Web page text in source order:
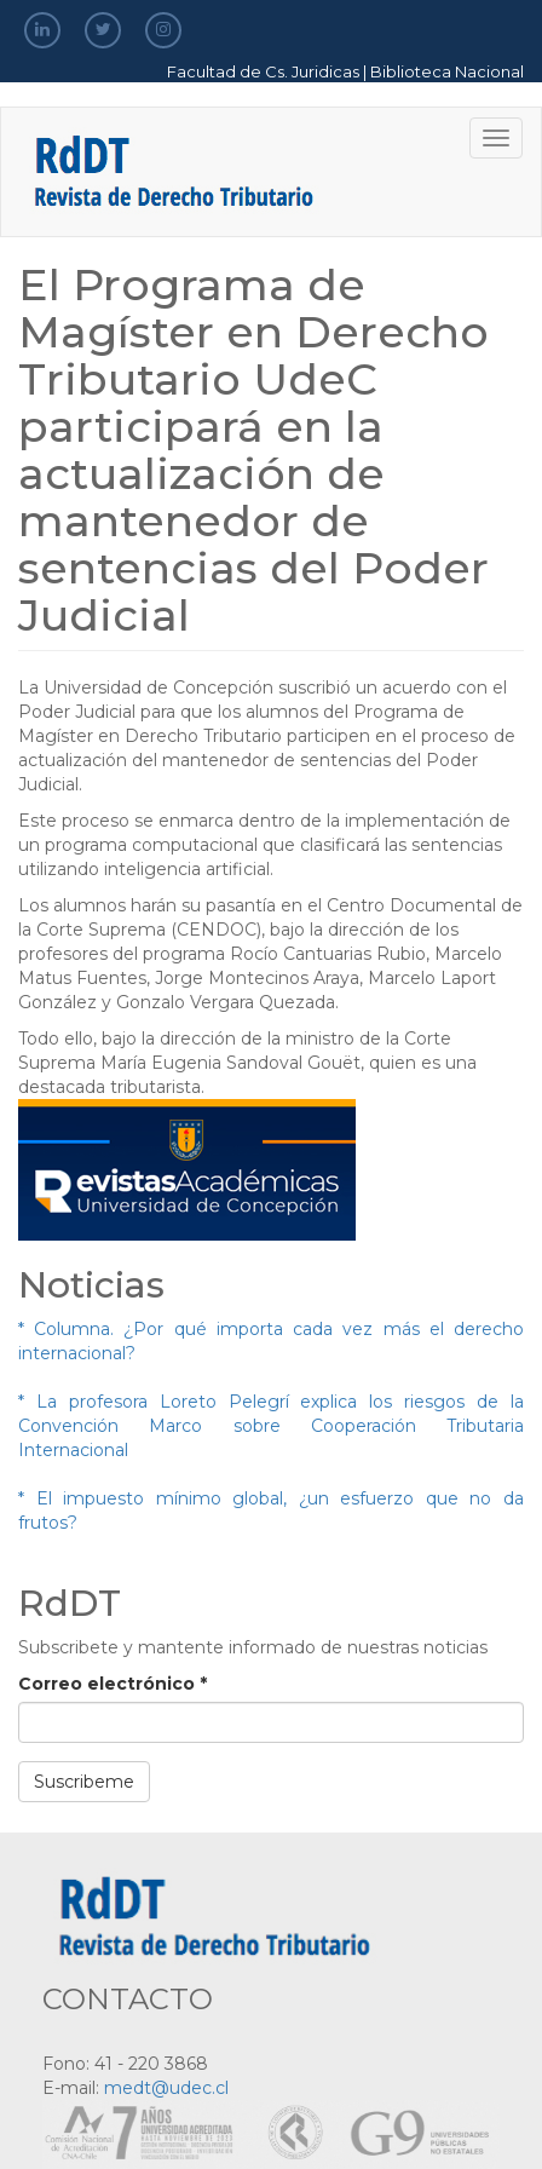
Pasar
principal
Facultad de Cs. Juridicas | Biblioteca Nacional
El Programa de
Magíster en Derecho
Tributario UdeC
participará en la
actualización de
mantenedor de
sentencias del Poder
Judicial
La Universidad de Concepción suscribió un acuerdo con el
Poder Judicial para que los alumnos del Programa de
Magíster en Derecho Tributario participen en el proceso de
actualización del mantenedor de sentencias del Poder
Judicial.
Este proceso se enmarca dentro de la implementación de
un programa computacional que clasificará las sentencias
utilizando inteligencia artificial.
Los alumnos harán su pasantía en el Centro Documental de
la Corte Suprema (CENDOC), bajo la dirección de los
profesores del programa Rocío Cantuarias Rubio, Marcelo
Matus Fuentes, Jorge Montecinos Araya, Marcelo Laport
González y Gonzalo Vergara Quezada.
Todo ello, bajo la dirección de la ministro de la Corte
Suprema María Eugenia Sandoval Gouët, quien es una
destacada tributarista.
Noticias
* Columna. ¿Por qué importa cada vez más el derecho
internacional?
* La profesora Loreto Pelegrí explica los riesgos de la
Convención Marco sobre Cooperación Tributaria
Internacional
* El impuesto mínimo global, ¿un esfuerzo que no da
frutos?
RdDT
Subscribete y mantente informado de nuestras noticias
Correo electrónico *
Suscribeme
CONTACTO
Fono: 41 - 220 3868
E-mail: medt@udec.cl